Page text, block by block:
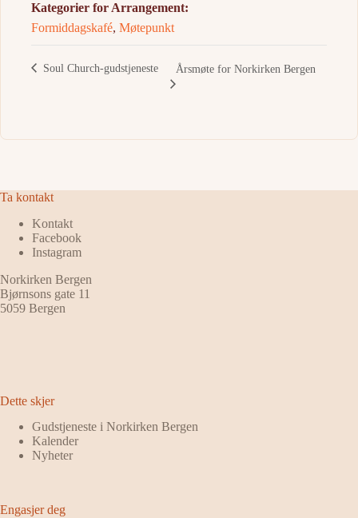
Kategorier for Arrangement:
Formiddagskafé,Møtepunkt
Soul Church-gudstjeneste Årsmøte for Norkirken Bergen
Ta kontakt
Kontakt
Facebook
Instagram
Norkirken Bergen
Bjørnsons gate 11
5059 Bergen
Dette skjer
Gudstjeneste i Norkirken Bergen
Kalender
Nyheter
Engasjer deg